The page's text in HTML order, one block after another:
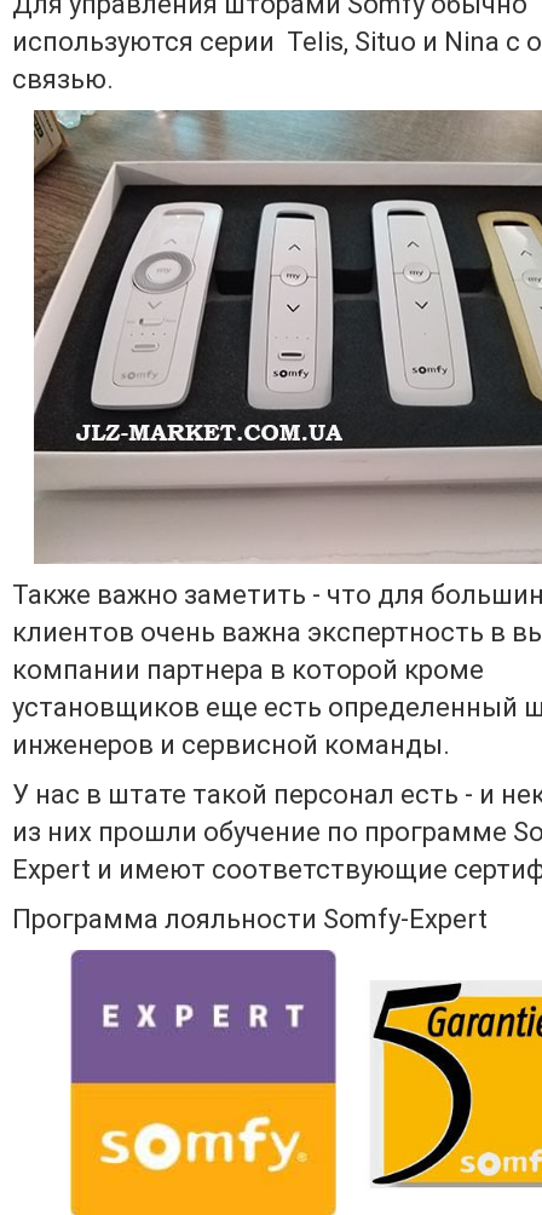
используются серии Telis, Situo и Nina с
связью.
Также важно заметить - что для
клиентов очень важна экспертность в
компании партнера в которой кроме
установщиков еще есть определенный
инженеров и сервисной команды.
У нас в штате такой персонал есть - и
из них прошли обучение по программе
Expert и имеют соответствующие
Программа лояльности Somfy-Expert